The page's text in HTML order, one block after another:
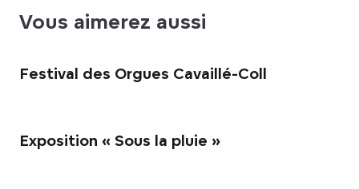
Vous aimerez aussi
Festival des Orgues Cavaillé-Coll
Exposition « Sous la pluie »